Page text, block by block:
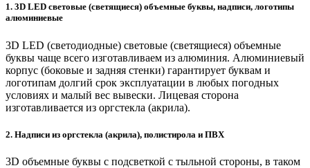
1. 3D LED световые (светящиеся) объемные буквы, надписи, логотипы
алюминиевые
3D LED (светодиодные) световые (светящиеся) объемные
буквы чаще всего изготавливаем из алюминия. Алюминиевый
корпус (боковые и задняя стенки) гарантирует буквам и
логотипам долгий срок эксплуатации в любых погодных
условиях и малый вес вывески. Лицевая сторона
изготавливается из оргстекла (акрила).
2. Надписи из оргстекла (акрила), полистирола и ПВХ
3D объемные буквы с подсветкой с тыльной стороны, в таком